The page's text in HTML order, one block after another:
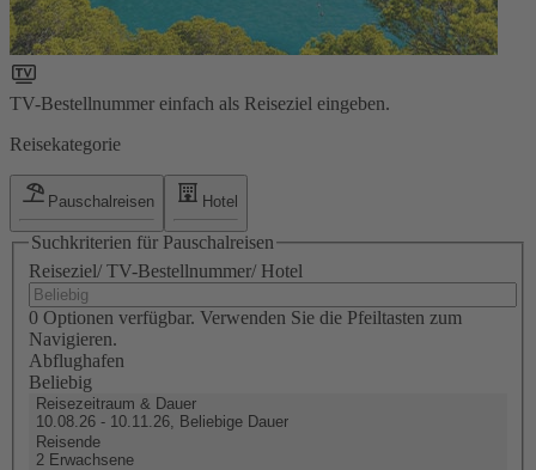
TV-Bestellnummer einfach als Reiseziel eingeben.
Reisekategorie
Pauschalreisen Hotel
Suchkriterien für Pauschalreisen
Reiseziel/ TV-Bestellnummer/ Hotel
0 Optionen verfügbar. Verwenden Sie die Pfeiltasten zum
Navigieren.
Abflughafen
Beliebig
Reisezeitraum & Dauer
10.08.26 - 10.11.26, Beliebige Dauer
Reisende
2 Erwachsene